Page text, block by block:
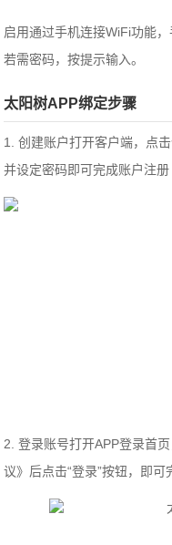
启用通过手机连接WiFi功能
若需密码，按提示输入。
太阳树APP绑定步骤
1. 创建账户打开客户端，点
并设定密码即可完成账户注册
2. 登录账号打开APP登录首
议》后点击“登录”按钮，即可